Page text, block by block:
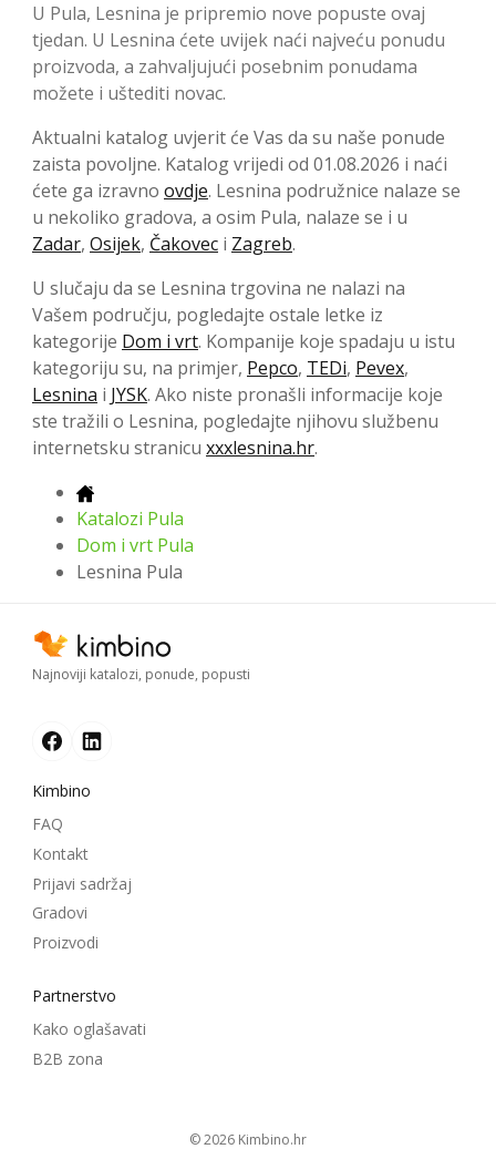
U Pula, Lesnina je pripremio nove popuste ovaj
tjedan. U Lesnina ćete uvijek naći najveću ponudu
proizvoda, a zahvaljujući posebnim ponudama
možete i uštediti novac.
Aktualni katalog uvjerit će Vas da su naše ponude
zaista povoljne. Katalog vrijedi od 01.08.2026 i naći
ćete ga izravno ovdje. Lesnina podružnice nalaze se
u nekoliko gradova, a osim Pula, nalaze se i u
Zadar, Osijek, Čakovec i Zagreb.
U slučaju da se Lesnina trgovina ne nalazi na
Vašem području, pogledajte ostale letke iz
kategorije Dom i vrt. Kompanije koje spadaju u istu
kategoriju su, na primjer, Pepco, TEDi, Pevex,
Lesnina i JYSK. Ako niste pronašli informacije koje
ste tražili o Lesnina, pogledajte njihovu službenu
internetsku stranicu xxxlesnina.hr.
Katalozi Pula
Dom i vrt Pula
Lesnina Pula
Najnoviji katalozi, ponude, popusti
Kimbino
FAQ
Kontakt
Prijavi sadržaj
Gradovi
Proizvodi
Partnerstvo
Kako oglašavati
B2B zona
© 2026 kimbino.hr